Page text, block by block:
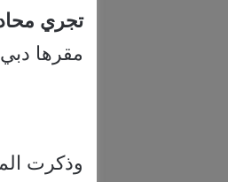
تجري
مقرها
وذكرت